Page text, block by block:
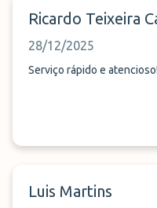
Ricardo Teixeira
28/12/2025
Serviço rápido e atencioso!
Luis Martins